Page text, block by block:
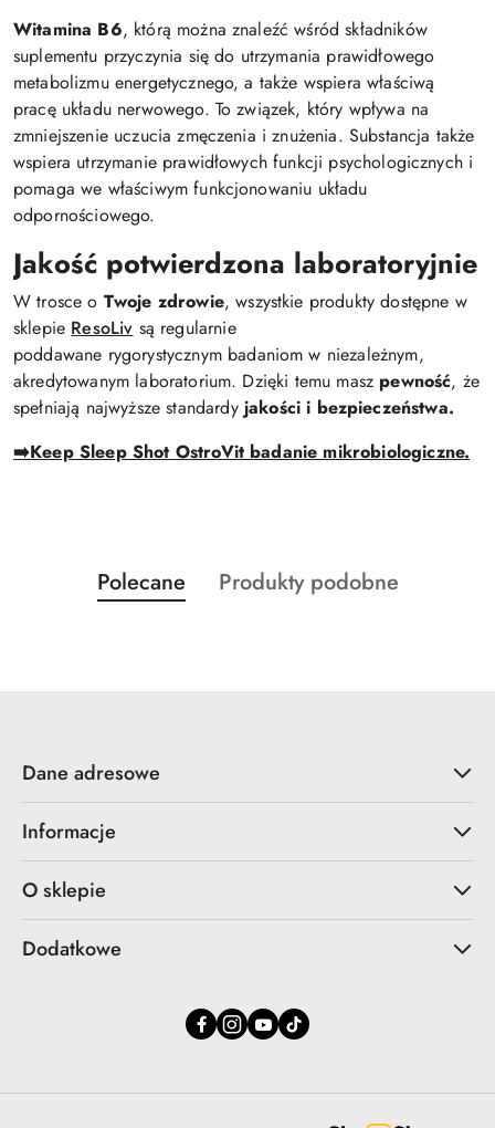
Witamina B6, którą można znaleźć wśród składników
suplementu przyczynia się do utrzymania prawidłowego
metabolizmu energetycznego, a także wspiera właściwą
pracę układu nerwowego. To związek, który wpływa na
zmniejszenie uczucia zmęczenia i znużenia. Substancja także
wspiera utrzymanie prawidłowych funkcji psychologicznych i
pomaga we właściwym funkcjonowaniu układu
odpornościowego.
Jakość potwierdzona laboratoryjnie
W trosce o Twoje zdrowie, wszystkie produkty dostępne w
sklepie ResoLiv są regularnie
poddawane rygorystycznym badaniom w niezależnym,
akredytowanym laboratorium. Dzięki temu masz pewność, że
spełniają najwyższe standardy jakości i bezpieczeństwa.
➡️Keep Sleep Shot OstroVit badanie mikrobiologiczne.
Pomiń karuzelę produktów
Produkty
o
Polecane
Produkty
Produkty podobne
Dane adresowe
Informacje
O sklepie
Dodatkowe